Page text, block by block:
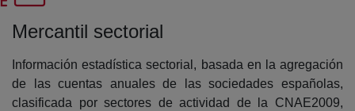
Mercantil sectorial
Información estadística sectorial, basada en la agregación
de las cuentas anuales de las sociedades españolas,
clasificada por sectores de actividad de la CNAE2009,